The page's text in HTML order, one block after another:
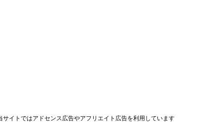
サイトではアドセンス広告やアフリエイト広告を利用しています